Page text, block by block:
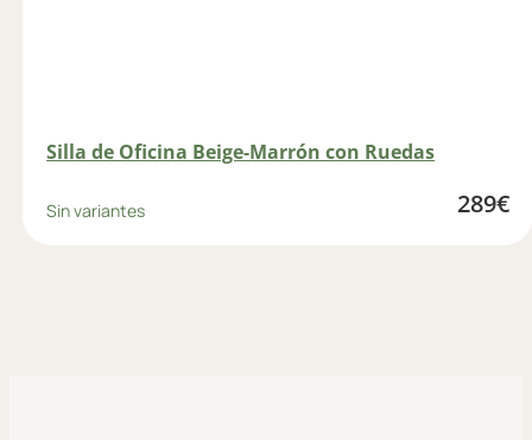
Silla de Oficina Beige-Marrón con Ruedas
Sin variantes 289€